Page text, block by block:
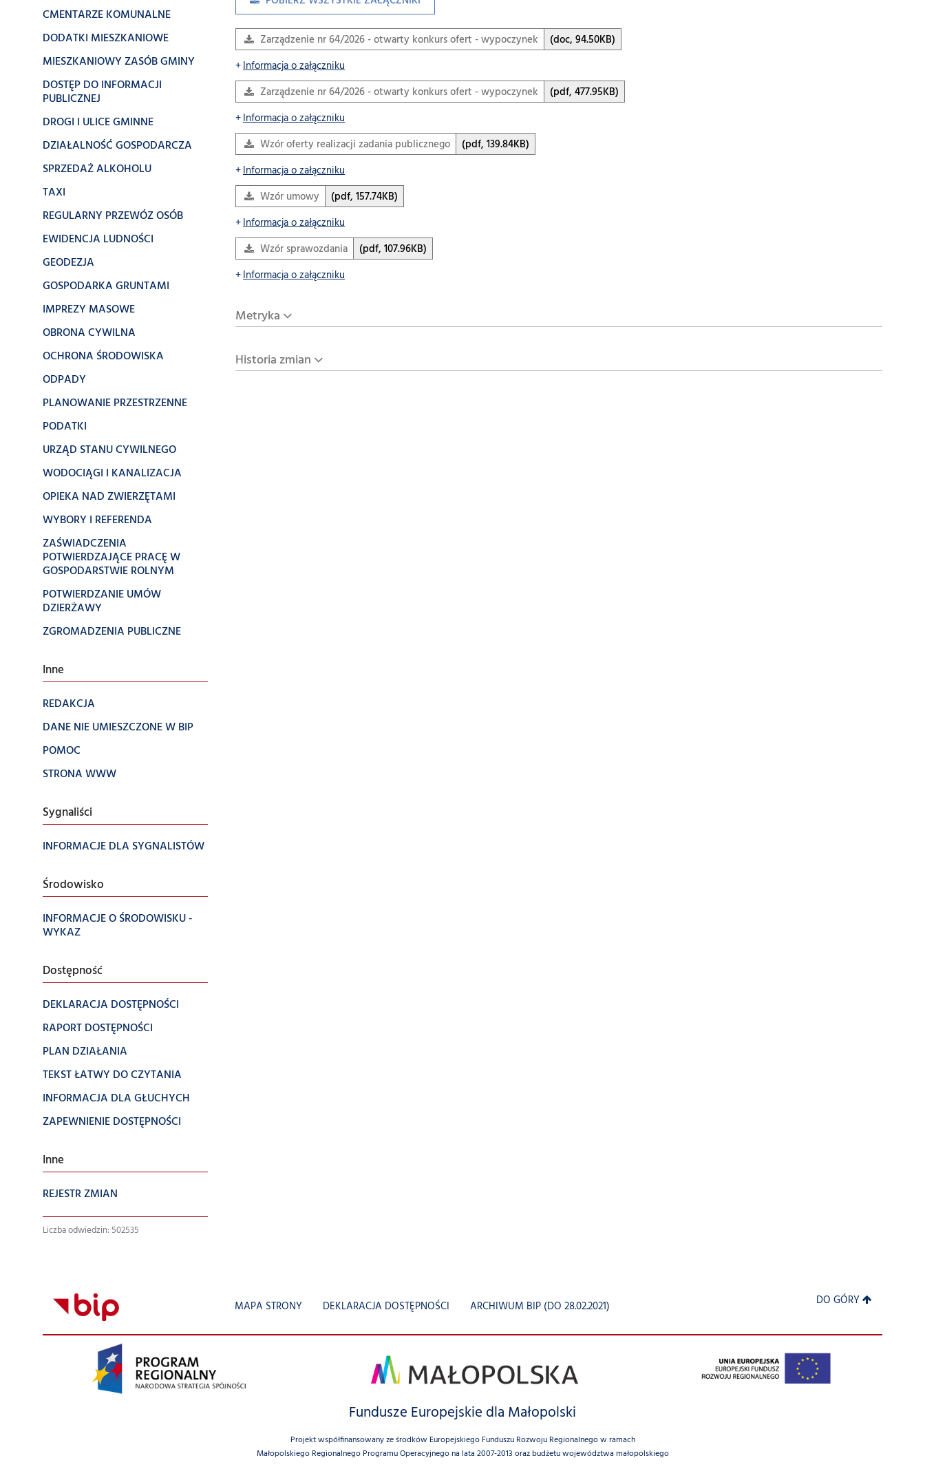
CMENTARZE KOMUNALNE
DODATKI MIESZKANIOWE
MIESZKANIOWY ZASÓB GMINY
DOSTĘP DO INFORMACJI
PUBLICZNEJ
DROGI I ULICE GMINNE
DZIAŁALNOŚĆ GOSPODARCZA
SPRZEDAŻ ALKOHOLU
TAXI
REGULARNY PRZEWÓZ OSÓB
EWIDENCJA LUDNOŚCI
GEODEZJA
GOSPODARKA GRUNTAMI
IMPREZY MASOWE
OBRONA CYWILNA
OCHRONA ŚRODOWISKA
ODPADY
PLANOWANIE PRZESTRZENNE
PODATKI
URZĄD STANU CYWILNEGO
WODOCIĄGI I KANALIZACJA
OPIEKA NAD ZWIERZĘTAMI
WYBORY I REFERENDA
ZAŚWIADCZENIA
POTWIERDZAJĄCE PRACĘ W
GOSPODARSTWIE ROLNYM
POTWIERDZANIE UMÓW
DZIERŻAWY
ZGROMADZENIA PUBLICZNE
Inne
REDAKCJA
DANE NIE UMIESZCZONE W BIP
POMOC
STRONA WWW
Sygnaliści
INFORMACJE DLA SYGNALISTÓW
Środowisko
INFORMACJE O ŚRODOWISKU -
WYKAZ
Dostępność
DEKLARACJA DOSTĘPNOŚCI
RAPORT DOSTĘPNOŚCI
PLAN DZIAŁANIA
TEKST ŁATWY DO CZYTANIA
INFORMACJA DLA GŁUCHYCH
ZAPEWNIENIE DOSTĘPNOŚCI
Inne
REJESTR ZMIAN
Liczba odwiedzin: 502535
Zarządzenie nr 64/2026 - otwarty konkurs ofert - wypoczynek
(doc, 94.50KB)
Informacja o załączniku
Zarządzenie nr 64/2026 - otwarty konkurs ofert - wypoczynek
(pdf, 477.95KB)
Informacja o załączniku
Wzór oferty realizacji zadania publicznego
(pdf, 139.84KB)
Informacja o załączniku
Wzór umowy
(pdf, 157.74KB)
Informacja o załączniku
Wzór sprawozdania
(pdf, 107.96KB)
Informacja o załączniku
Metryka
Historia zmian
MAPA STRONY DEKLARACJA DOSTĘPNOŚCI ARCHIWUM BIP (DO 28.02.2021) DO GÓRY
Fundusze Europejskie dla Małopolski
Projekt współfinansowany ze środków Europejskiego Funduszu Rozwoju Regionalnego w ramach
Małopolskiego Regionalnego Programu Operacyjnego na lata 2007-2013 oraz budżetu województwa małopolskiego